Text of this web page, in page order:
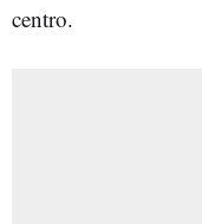
centro.